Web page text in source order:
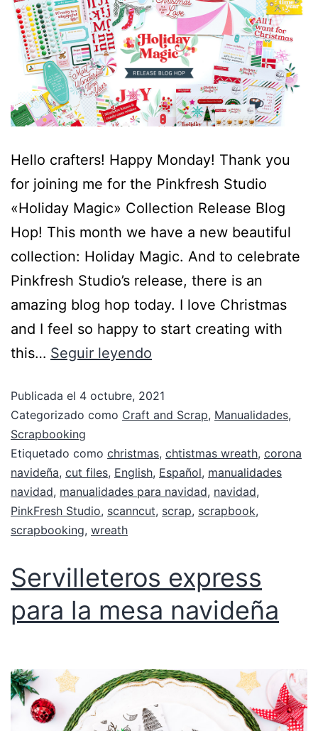
Hello crafters! Happy Monday! Thank you
for joining me for the Pinkfresh Studio
«Holiday Magic» Collection Release Blog
Hop! This month we have a new beautiful
collection: Holiday Magic. And to celebrate
Pinkfresh Studio’s release, there is an
amazing blog hop today. I love Christmas
and I feel so happy to start creating with
this… Seguir leyendo
Publicada el 4 octubre, 2021
Categorizado como Craft and Scrap, Manualidades,
Scrapbooking
Etiquetado como christmas, chtistmas wreath, corona
navideña, cut files, English, Español, manualidades
navidad, manualidades para navidad, navidad,
PinkFresh Studio, scanncut, scrap, scrapbook,
scrapbooking, wreath
Servilleteros express
para la mesa navideña